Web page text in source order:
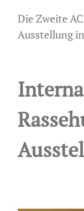
Die Zweite
Ausstellung